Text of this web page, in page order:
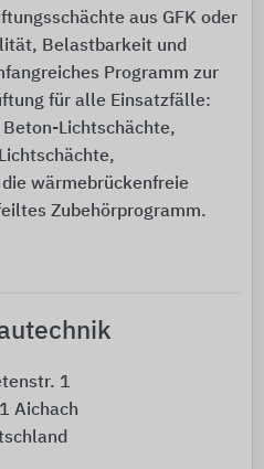
aus GFK oder
Belastbarkeit und
Programm zur
für alle Einsatzfälle:
Lichtschächte,
wärmebrückenfreie
Zubehörprogramm.
1
Aichach